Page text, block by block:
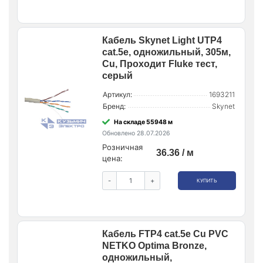
Кабель Skynet Light UTP4
cat.5е, одножильный, 305м,
Cu, Проходит Fluke тест,
серый
Артикул:
1693211
Бренд:
Skynet
На складе 55948 м
Обновлено 28.07.2026
Розничная
цена:
36.36 / м
- + КУПИТЬ
Кабель FTP4 cat.5е Cu PVC
NETKO Optima Bronze,
одножильный,